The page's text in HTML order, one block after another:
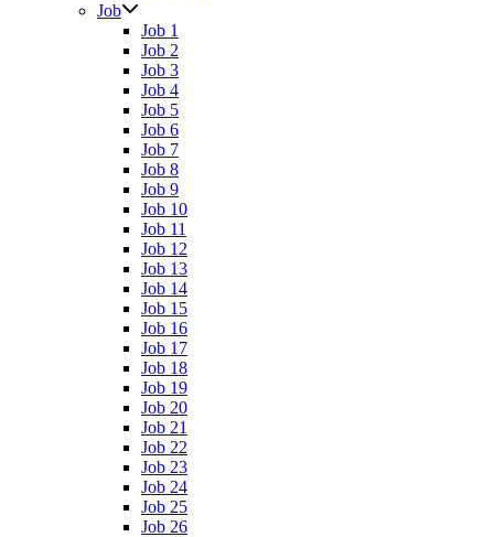
Job
Job 1
Job 2
Job 3
Job 4
Job 5
Job 6
Job 7
Job 8
Job 9
Job 10
Job 11
Job 12
Job 13
Job 14
Job 15
Job 16
Job 17
Job 18
Job 19
Job 20
Job 21
Job 22
Job 23
Job 24
Job 25
Job 26